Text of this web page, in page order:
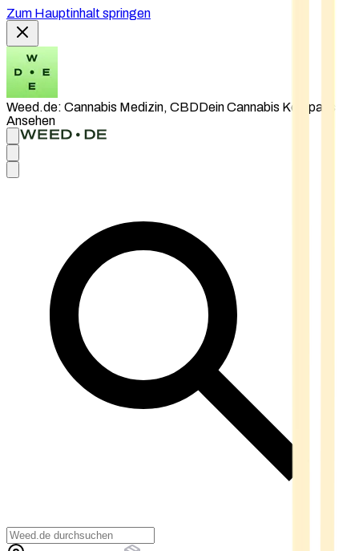
Zum Hauptinhalt springen
Weed.de: Cannabis Medizin, CBDDein Cannabis Kompass
Ansehen